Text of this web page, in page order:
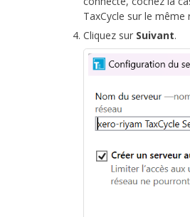
TaxCycle sur le même
Cliquez sur Suivant.